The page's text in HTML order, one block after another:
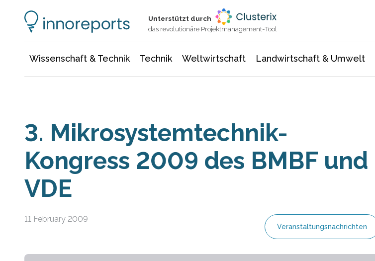
Unterstützt durch
das revolutionäre Projektmanagement-Tool
Wissenschaft & Technik Technik Weltwirtschaft Landwirtschaft & Umwelt
3. Mikrosystemtechnik-
Kongress 2009 des BMBF und
VDE
11 February 2009
Veranstaltungsnachrichten